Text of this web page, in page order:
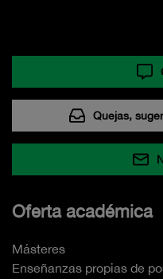
Quejas,
Oferta académica
Másteres
Enseñanzas propias de